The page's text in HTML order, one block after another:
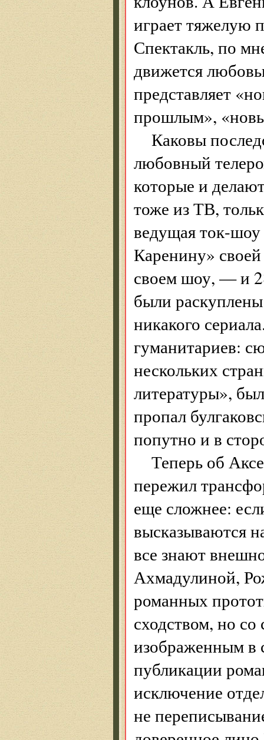
играет тяжелую
Спектакль, по
движется
представляет
прошлым»,
Каковы
любовный
которые и
тоже из ТВ,
ведущая ток-
Каренину»
своем шоу, — и
были
никакого
гуманитариев:
нескольких
литературы»,
пропал
попутно и в
Теперь об
пережил
еще сложнее:
высказываются
все знают
Ахмадулиной,
романных
сходством, но
изображенным в
публикации
исключение
не